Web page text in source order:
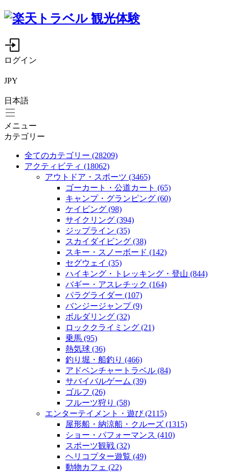
ログイン
JPY
日本語
メニュー
カテゴリー
全てのカテゴリー (28209)
アクティビティ (18062)
アウトドア・スポーツ (3465)
ゴーカート・公道カート (65)
キャンプ・グランピング (60)
ケイビング (98)
サイクリング (394)
ジップライン (35)
スカイダイビング (38)
スキー・スノーボード (142)
セグウェイ (35)
ハイキング・トレッキング・登山 (844)
バギー・アスレチック (164)
パラグライダー (107)
バンジージャンプ (9)
ボルダリング (32)
ロッククライミング (21)
乗馬 (95)
熱気球 (36)
釣り堀・船釣り (466)
アドベンチャートラベル (84)
サバイバルゲーム (39)
ゴルフ (26)
フルーツ狩り (58)
エンターテイメント・遊び (2115)
屋形船・納涼船・クルーズ (1315)
ショー・パフォーマンス (410)
スポーツ観戦 (32)
ヘリコプター遊覧 (49)
動物カフェ (22)